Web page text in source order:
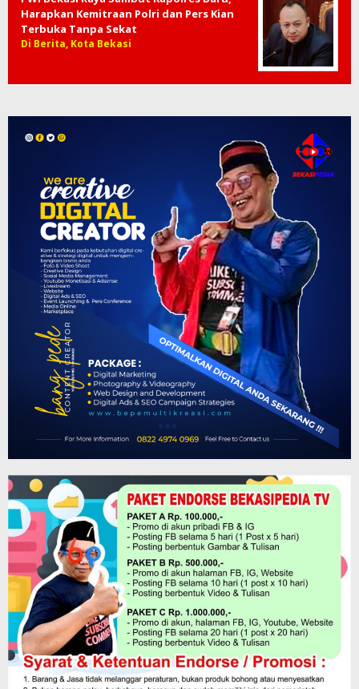
Harapkan Kemitraan Polri dan Pers Kian
Terbuka Tanpa Sekat
Di Berita, Kota Bekasi